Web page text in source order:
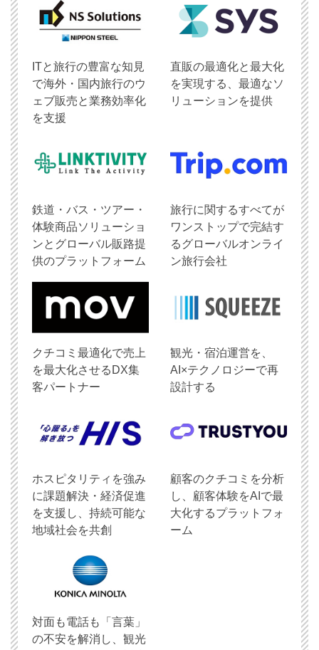
ITと旅行の豊富な知見
で海外・国内旅行のウ
ェブ販売と業務効率化
を支援
直販の最適化と最大化
を実現する、最適なソ
リューションを提供
鉄道・バス・ツアー・
体験商品ソリューショ
ンとグローバル販路提
供のプラットフォーム
旅行に関するすべてが
ワンストップで完結す
るグローバルオンライ
ン旅行会社
クチコミ最適化で売上
を最大化させるDX集
客パートナー
観光・宿泊運営を、
AI×テクノロジーで再
設計する
ホスピタリティを強み
に課題解決・経済促進
を支援し、持続可能な
地域社会を共創
顧客のクチコミを分析
し、顧客体験をAIで最
大化するプラットフォ
ーム
対面も電話も「言葉」
の不安を解消し、観光